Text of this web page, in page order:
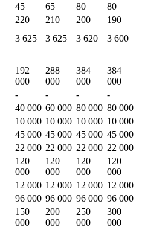
45 65 80
80
220 210 200
190
3 625 3 625 3 620
3 600
192
000
288
000
384
000
384
000
- - -
-
40 000 60 000 80 000 80 000
10 000 10 000 10 000 10 000
45 000 45 000 45 000 45 000
22 000 22 000 22 000 22 000
120
000
120
000
120
000
120
000
12 000 12 000 12 000 12 000
96 000 96 000 96 000 96 000
150
000
200
000
250
000
300
000